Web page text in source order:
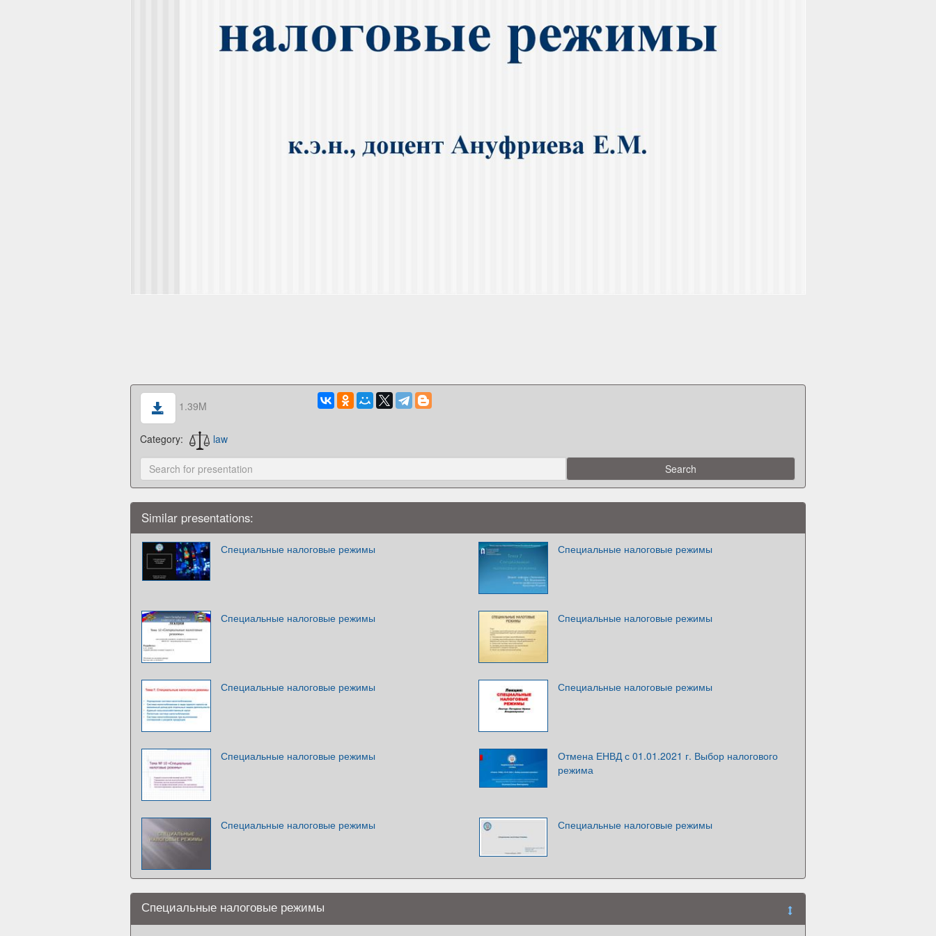
1.39M
Category: law
Similar presentations:
Специальные налоговые режимы Специальные налоговые режимы
Специальные налоговые режимы Специальные налоговые режимы
Специальные налоговые режимы Специальные налоговые режимы
Специальные налоговые режимы
Отмена ЕНВД с 01.01.2021 г. Выбор налогового
режима
Специальные налоговые режимы Специальные налоговые режимы
Специальные налоговые режимы